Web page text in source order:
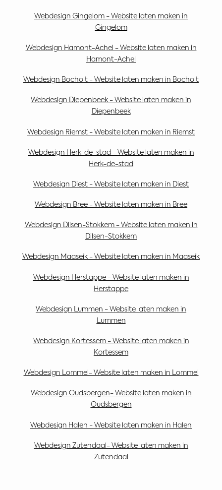
Webdesign Gingelom - Website laten maken in
Gingelom
Webdesign Hamont-Achel - Website laten maken in
Hamont-Achel
Webdesign Bocholt - Website laten maken in Bocholt
Webdesign Diepenbeek - Website laten maken in
Diepenbeek
Webdesign Riemst - Website laten maken in Riemst
Webdesign Herk-de-stad - Website laten maken in
Herk-de-stad
Webdesign Diest - Website laten maken in Diest
Webdesign Bree - Website laten maken in Bree
Webdesign Dilsen-Stokkem - Website laten maken in
Dilsen-Stokkem
Webdesign Maaseik - Website laten maken in Maaseik
Webdesign Herstappe - Website laten maken in
Herstappe
Webdesign Lummen - Website laten maken in
Lummen
Webdesign Kortessem - Website laten maken in
Kortessem
Webdesign Lommel- Website laten maken in Lommel
Webdesign Oudsbergen- Website laten maken in
Oudsbergen
Webdesign Halen - Website laten maken in Halen
Webdesign Zutendaal- Website laten maken in
Zutendaal